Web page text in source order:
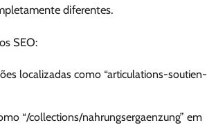
diferentes.
SEO:
localizadas como “articulations-soutien-
“/collections/nahrungsergaenzung” em